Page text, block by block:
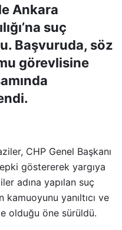
Ankara
suç
Başvuruda, söz
görevlisine
CHP Genel Başkanı
göstererek yargıya
adına yapılan suç
yanıltıcı ve
olduğu öne sürüldü.